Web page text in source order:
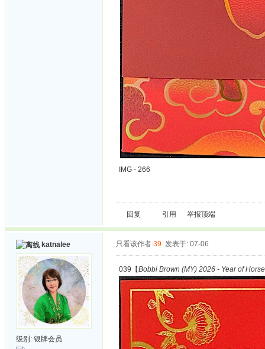
IMG - 266
回复 引用 举报顶端
katnalee
级别: 银牌会员
只看该作者 39 发表于: 07-06
039【Bobbi Brown (MY) 2026 - Year of Horse